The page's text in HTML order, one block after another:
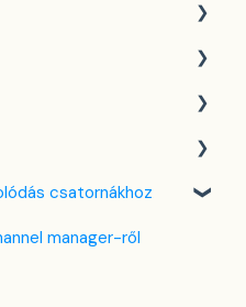
fiókba
/ Tiltása
csatornákhoz
manager-ről